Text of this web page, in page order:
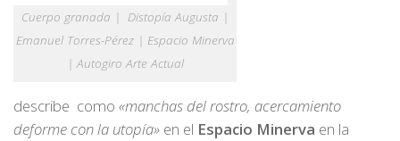
Cuerpo granada | Distopía Augusta |
Emanuel Torres-Pérez | Espacio Minerva
| Autogiro Arte Actual
describe como «manchas del rostro, acercamiento
deforme con la utopía» en el Espacio Minerva en la